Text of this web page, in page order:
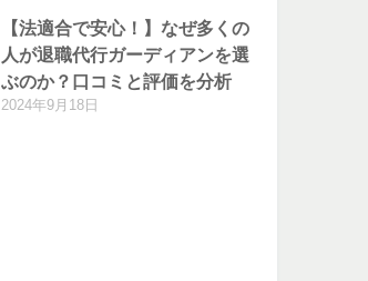
【法適合で安心！】なぜ多くの
人が退職代行ガーディアンを選
ぶのか？口コミと評価を分析
2024年9月18日